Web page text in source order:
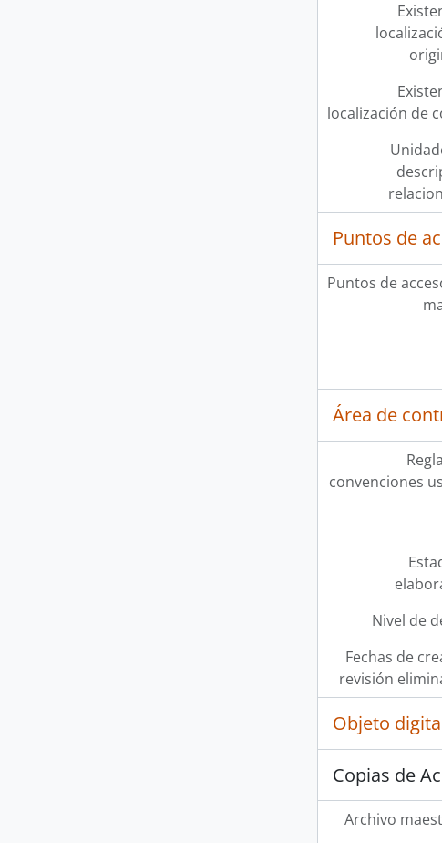
localización de
Puntos de
Puntos de
Área de
convenciones
Nivel de
Fechas de
revisión
Objeto
Copias de
Archivo